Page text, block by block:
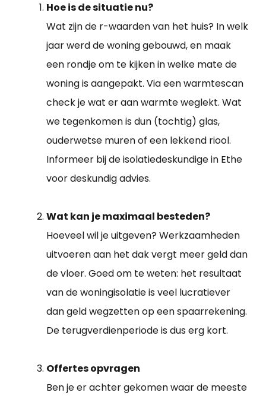
Hoe is de situatie nu?
Wat zijn de r-waarden van het huis? In welk
jaar werd de woning gebouwd, en maak
een rondje om te kijken in welke mate de
woning is aangepakt. Via een warmtescan
check je wat er aan warmte weglekt. Wat
we tegenkomen is dun (tochtig) glas,
ouderwetse muren of een lekkend riool.
Informeer bij de isolatiedeskundige in Ethe
voor deskundig advies.
Wat kan je maximaal besteden?
Hoeveel wil je uitgeven? Werkzaamheden
uitvoeren aan het dak vergt meer geld dan
de vloer. Goed om te weten: het resultaat
van de woningisolatie is veel lucratiever
dan geld wegzetten op een spaarrekening.
De terugverdienperiode is dus erg kort.
Offertes opvragen
Ben je er achter gekomen waar de meeste